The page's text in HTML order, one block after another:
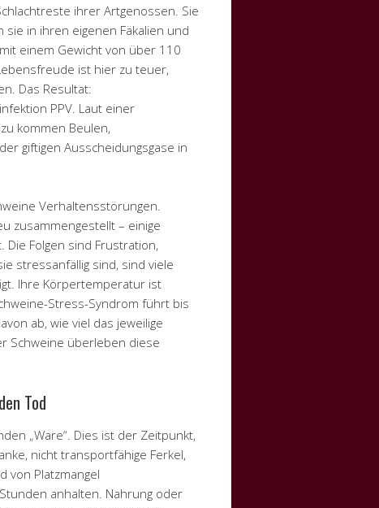
ihrer Artgenossen. Sie
in ihren eigenen Fäkalien und
einem Gewicht von über 110
ist hier zu teuer,
Das Resultat:
PPV. Laut einer
kommen Beulen,
giftigen Ausscheidungsgase in
Verhaltensstörungen.
zusammengestellt – einige
Folgen sind Frustration,
stressanfällig sind, sind viele
Ihre Körpertemperatur ist
Stress-Syndrom führt bis
ab, wie viel das jeweilige
Schweine überleben diese
Tod
„Ware“. Dies ist der Zeitpunkt,
nicht transportfähige Ferkel,
von Platzmangel
anhalten. Nahrung oder